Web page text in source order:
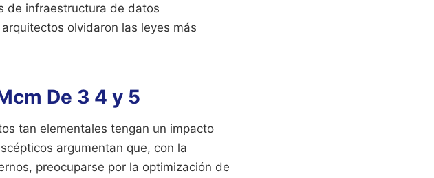
de infraestructura de datos
olvidaron las leyes más
De 3 4 y 5
tan elementales tengan un impacto
argumentan que, con la
preocuparse por la optimización de